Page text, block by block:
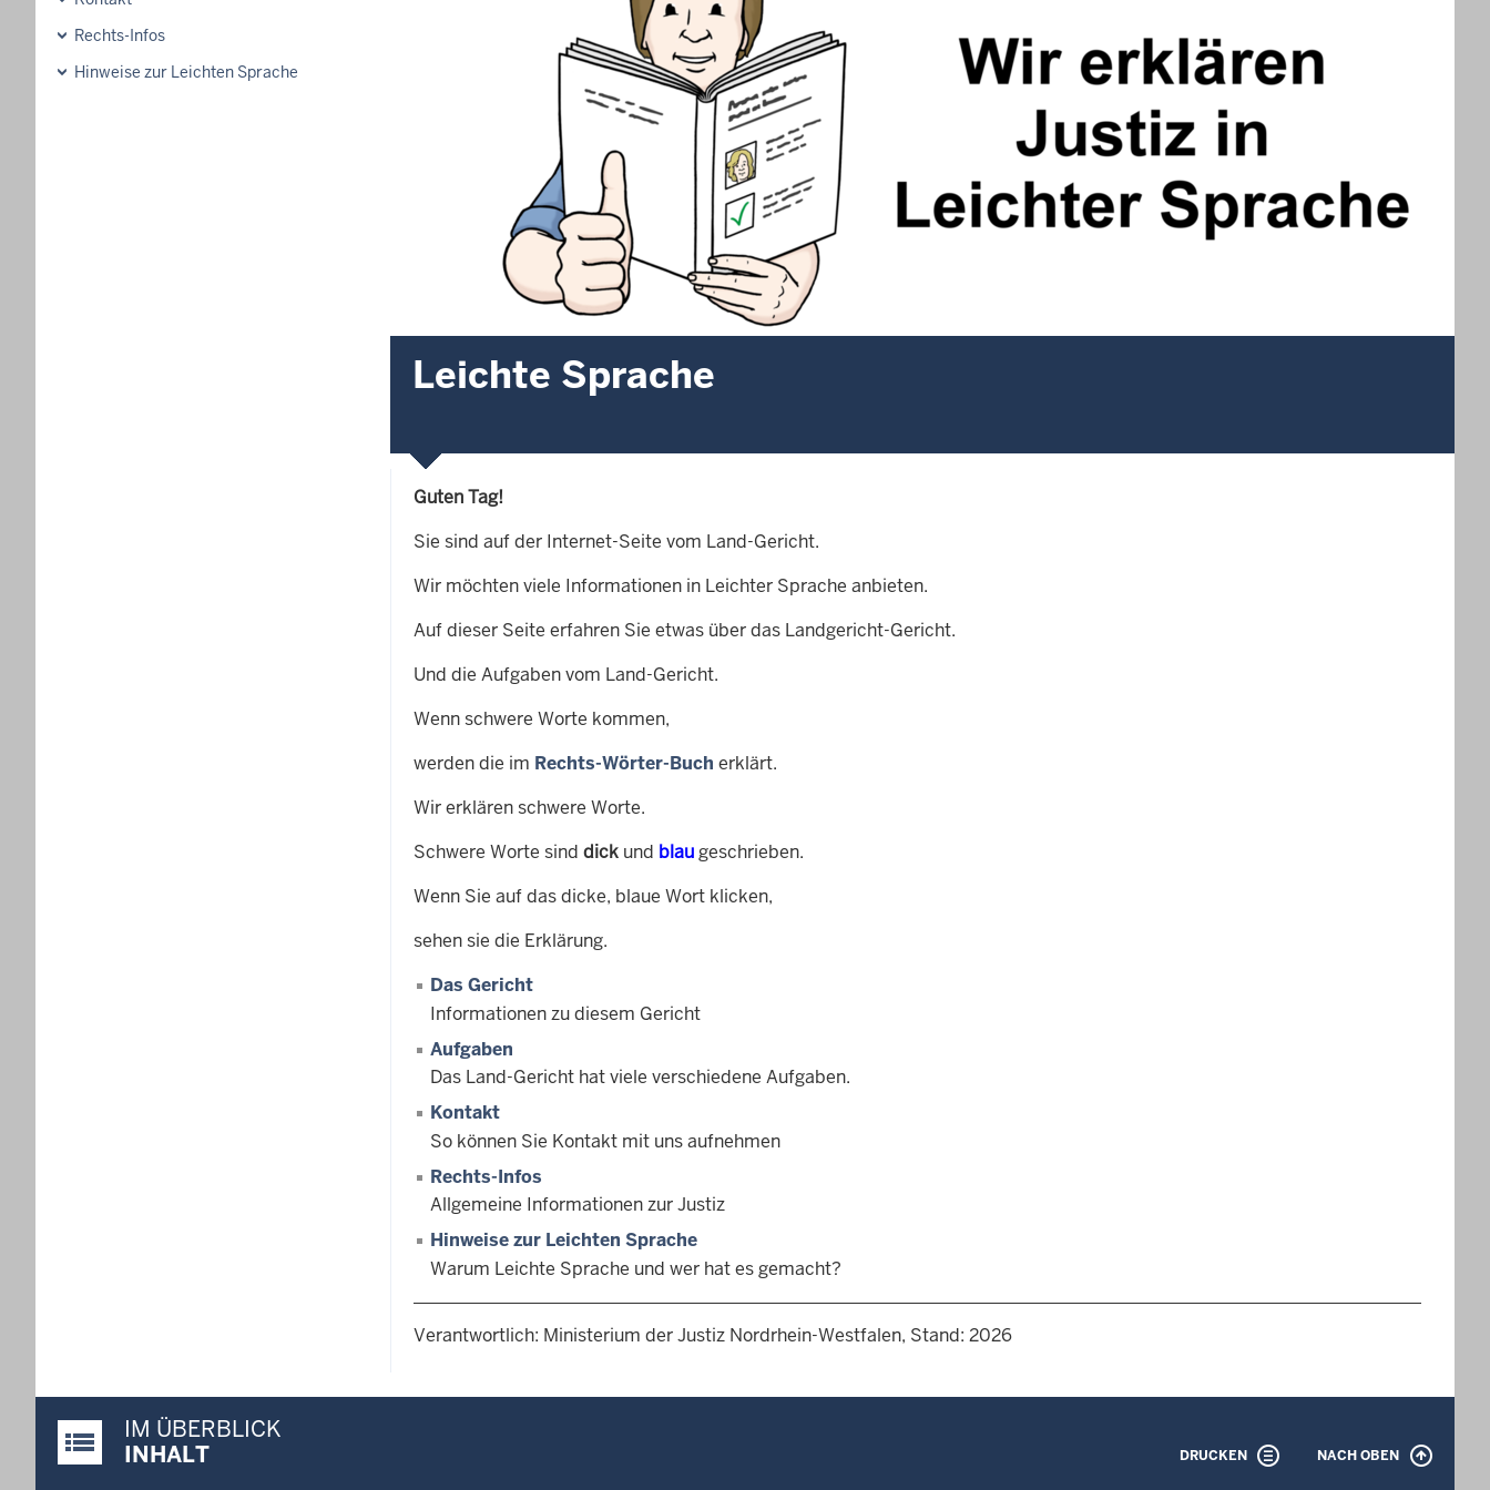
Rechts-Infos
Hinweise zur Leichten Sprache
Leichte Sprache
Guten Tag!
Sie sind auf der Internet-Seite vom Land-Gericht.
Wir möchten viele Informationen in Leichter Sprache anbieten.
Auf dieser Seite erfahren Sie etwas über das Landgericht-Gericht.
Und die Aufgaben vom Land-Gericht.
Wenn schwere Worte kommen,
werden die im Rechts-Wörter-Buch erklärt.
Wir erklären schwere Worte.
Schwere Worte sind dick und blaugeschrieben.
Wenn Sie auf das dicke, blaue Wort klicken,
sehen sie die Erklärung.
Das Gericht
Informationen zu diesem Gericht
Aufgaben
Das Land-Gericht hat viele verschiedene Aufgaben.
Kontakt
So können Sie Kontakt mit uns aufnehmen
Rechts-Infos
Allgemeine Informationen zur Justiz
Hinweise zur Leichten Sprache
Warum Leichte Sprache und wer hat es gemacht?
Verantwortlich: Ministerium der Justiz Nordrhein-Westfalen, Stand: 2026
Justiz-Portal im Überblick:
IM ÜBERBLICK
INHALT
DRUCKEN NACH OBEN